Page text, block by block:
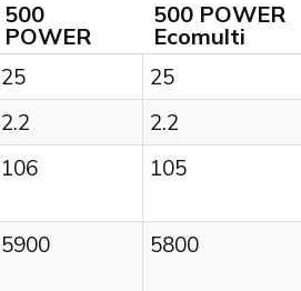
500
POWER
500 POWER
Ecomulti
25
25
2.2
2.2
106
105
5900 5800